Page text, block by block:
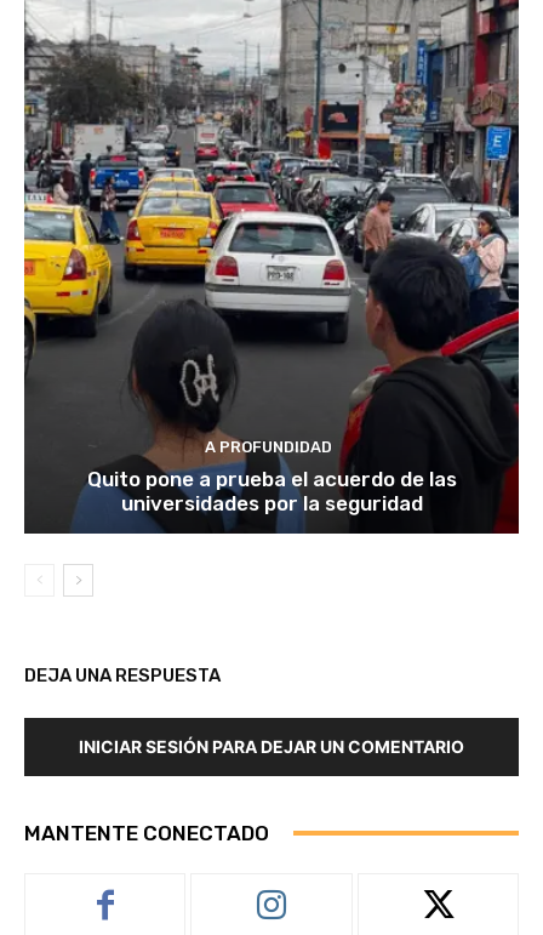
A PROFUNDIDAD
Quito pone a prueba el acuerdo de las
universidades por la seguridad
DEJA UNA RESPUESTA
INICIAR SESIÓN PARA DEJAR UN COMENTARIO
MANTENTE CONECTADO